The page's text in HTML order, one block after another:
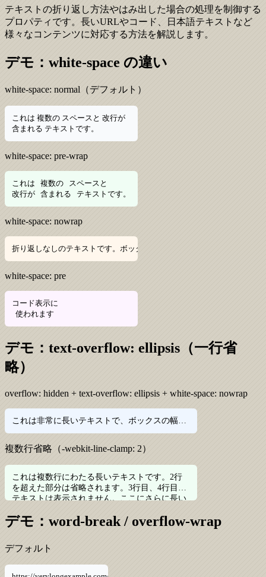
テキストの折り返し方法やはみ出した場合の処理を制御する
プロパティです。長いURLやコード、日本語テキストなど
様々なコンテンツに対応する方法を解説します。
デモ：white-space の違い
white-space: normal（デフォルト）
これは 複数の スペースと 改行が
含まれる テキストです。
white-space: pre-wrap
これは   複数の   スペースと
改行が   含まれる   テキストです。
white-space: nowrap
折り返しなしのテキストです。ボックスをはみ出します。
white-space: pre
コード表示に
  使われます
デモ：text-overflow: ellipsis（一行省
略）
overflow: hidden + text-overflow: ellipsis + white-space: nowrap
複数行省略（-webkit-line-clamp: 2）
これは複数行にわたる長いテキストです。2行
を超えた部分は省略されます。3行目、4行目の
テキストは表示されません。ここにさらに長い
デモ：word-break / overflow-wrap
デフォルト